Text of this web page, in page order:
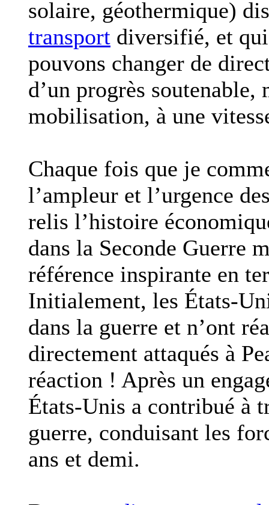
solaire, géothermique)
transport diversifié, et
pouvons changer de
d’un progrès
mobilisation, à une
Chaque fois que je
l’ampleur et l’urgence
relis l’histoire
dans la Seconde Guerre
référence inspirante en
Initialement, les États-
dans la guerre et n’ont
directement attaqués à
réaction ! Après un
États-Unis a contribué à
guerre, conduisant les
ans et demi.